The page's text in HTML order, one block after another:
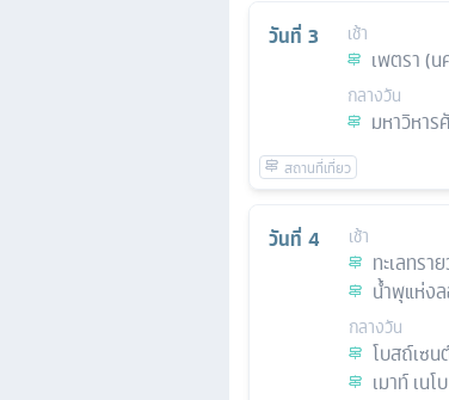
วันที่ 3 เช้า
เพตรา (
กลางวัน
มหาวิหา
วันที่ 4 เช้า
ทะเลทรา
น้ำพุแห่ง
กลางวัน
โบสถ์เซ
เมาท์ เนโบ